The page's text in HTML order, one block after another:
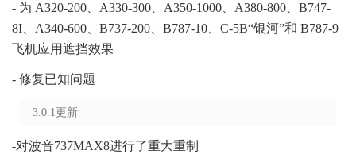
- 为 A320-200、A330-300、A350-1000、A380-800、B747-
8I、A340-600、B737-200、B787-10、C-5B“银河”和 B787-9
飞机应用遮挡效果
- 修复已知问题
3.0.1更新
-对波音737MAX8进行了重大重制